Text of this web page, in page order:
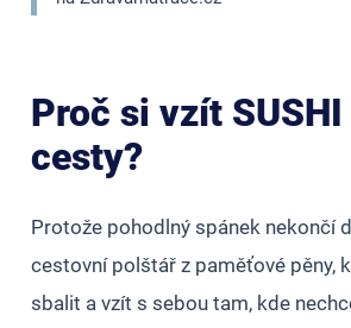
Proč si vzít SUSHI
cesty?
Protože pohodlný spánek nekončí
cestovní polštář z paměťové pěny,
sbalit a vzít s sebou tam, kde